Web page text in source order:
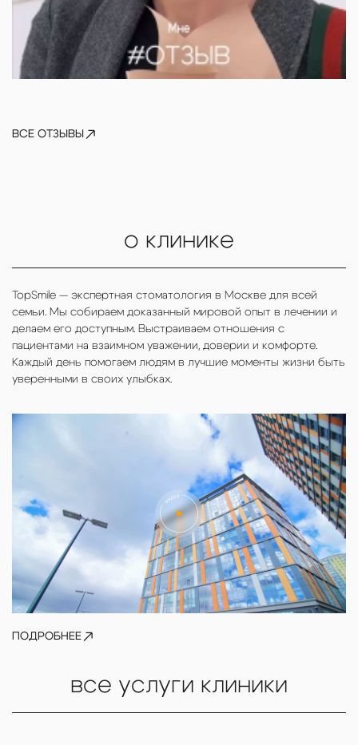
ВСЕ ОТЗЫВЫ
Артем
о клинике
TopSmile — экспертная стоматология в Москве для всей
семьи. Мы собираем доказанный мировой опыт в лечении и
делаем его доступным. Выстраиваем отношения с
пациентами на взаимном уважении, доверии и комфорте.
Каждый день помогаем людям в лучшие моменты жизни быть
уверенными в своих улыбках.
ПОДРОБНЕЕ
все услуги клиники